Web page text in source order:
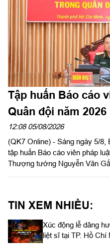
Tập huấn Báo cáo
Quân đội năm 2026
12:08 05/08/2026
(QK7 Online) - Sáng ngày 5/
tập huấn Báo cáo viên pháp
Thượng tướng Nguyễn Văn
hình thức trực tiếp kết hợp với
trong toàn quân.
TIN XEM NHIỀU:
Xúc động lễ dâng
liệt sĩ tại TP. Hồ Chí